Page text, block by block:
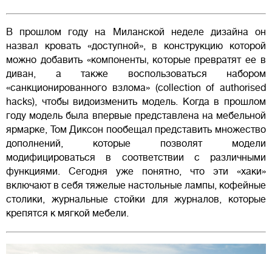
В прошлом году на Миланской неделе дизайна он
назвал кровать «доступной», в конструкцию которой
можно добавить «компоненты, которые превратят ее в
диван, а также воспользоваться набором
«санкционированного взлома» (collection of authorised
hacks), чтобы видоизменить модель. Когда в прошлом
году модель была впервые представлена на мебельной
ярмарке, Том Диксон пообещал представить множество
дополнений, которые позволят модели
модифицироваться в соответствии с различными
функциями. Сегодня уже понятно, что эти «хаки»
включают в себя тяжелые настольные лампы, кофейные
столики, журнальные стойки для журналов, которые
крепятся к мягкой мебели.